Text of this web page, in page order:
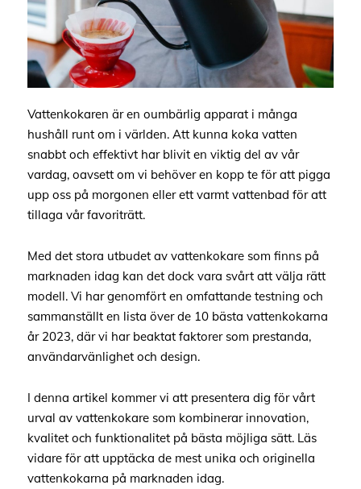
Vattenkokaren är en oumbärlig apparat i många
hushåll runt om i världen. Att kunna koka vatten
snabbt och effektivt har blivit en viktig del av vår
vardag, oavsett om vi behöver en kopp te för att pigga
upp oss på morgonen eller ett varmt vattenbad för att
tillaga vår favoriträtt.
Med det stora utbudet av vattenkokare som finns på
marknaden idag kan det dock vara svårt att välja rätt
modell. Vi har genomfört en omfattande testning och
sammanställt en lista över de 10 bästa vattenkokarna
år 2023, där vi har beaktat faktorer som prestanda,
användarvänlighet och design.
I denna artikel kommer vi att presentera dig för vårt
urval av vattenkokare som kombinerar innovation,
kvalitet och funktionalitet på bästa möjliga sätt. Läs
vidare för att upptäcka de mest unika och originella
vattenkokarna på marknaden idag.